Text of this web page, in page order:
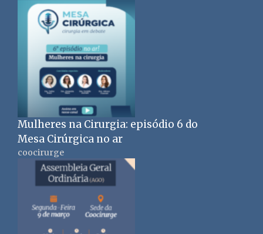
Mulheres na Cirurgia: episódio 6 do
Mesa Cirúrgica no ar
coocirurge